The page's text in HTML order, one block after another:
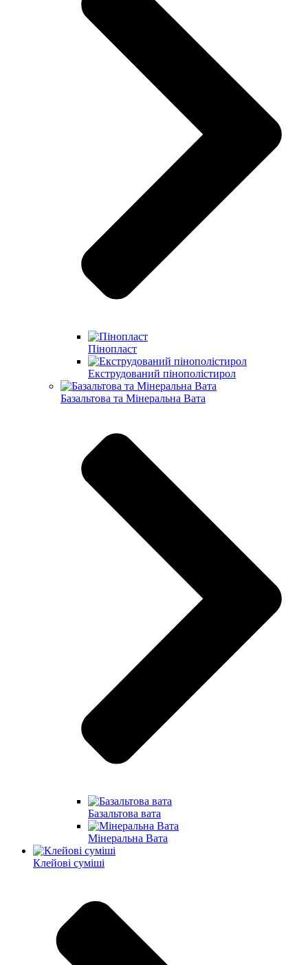
Пінопласт
Екструдований пінополістирол
Базальтова та Мінеральна Вата
Базальтова вата
Мінеральна Вата
Клейові суміші